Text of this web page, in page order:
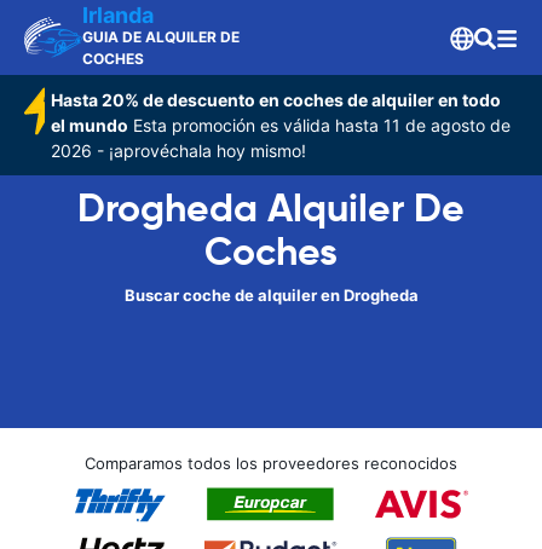
Irlanda
GUIA DE ALQUILER DE
COCHES
Hasta 20% de descuento en coches de alquiler en todo
el mundo Esta promoción es válida hasta 11 de agosto de
2026 - ¡aprovéchala hoy mismo!
Drogheda Alquiler De
Coches
Buscar coche de alquiler en Drogheda
Comparamos todos los proveedores reconocidos